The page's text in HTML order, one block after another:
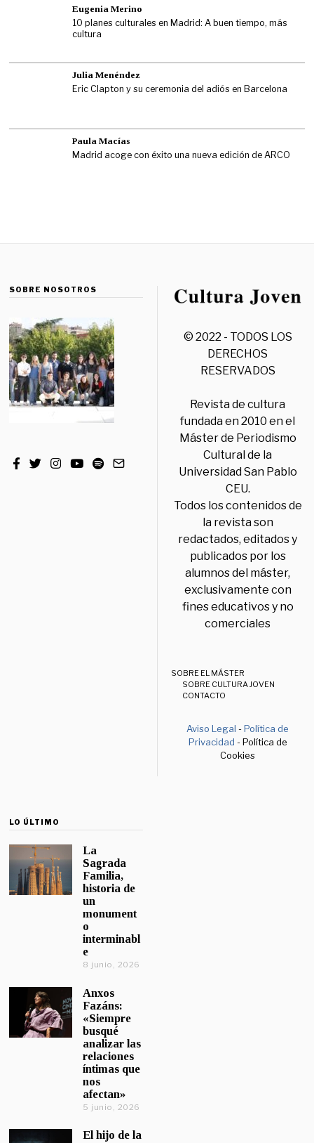
Eugenia Merino
10 planes culturales en Madrid: A buen tiempo, más
cultura
Julia Menéndez
Eric Clapton y su ceremonia del adiós en Barcelona
Paula Macías
Madrid acoge con éxito una nueva edición de ARCO
SOBRE NOSOTROS
© 2022 - TODOS LOS
DERECHOS
RESERVADOS
Revista de cultura
fundada en 2010 en el
Máster de Periodismo
Cultural de la
Universidad San Pablo
CEU.
Todos los contenidos de
la revista son
redactados, editados y
publicados por los
alumnos del máster,
exclusivamente con
fines educativos y no
comerciales
SOBRE EL MÁSTER
SOBRE CULTURA JOVEN
CONTACTO
Aviso Legal -Política de
Privacidad - Política de
Cookies
LO ÚLTIMO
La
Sagrada
Familia,
historia de
un
monument
o
interminabl
e
8 junio, 2026
Anxos
Fazáns:
«Siempre
busqué
analizar las
relaciones
íntimas que
nos
afectan»
5 junio, 2026
El hijo de la